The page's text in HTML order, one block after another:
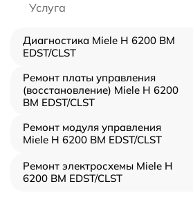
Услуга
Диагностика Miele H 6200 BM
EDST/CLST
Ремонт платы управления
(восстановление) Miele H 6200
BM EDST/CLST
Ремонт модуля управления
Miele H 6200 BM EDST/CLST
Ремонт электросхемы Miele H
6200 BM EDST/CLST